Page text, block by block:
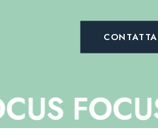
FOCUS